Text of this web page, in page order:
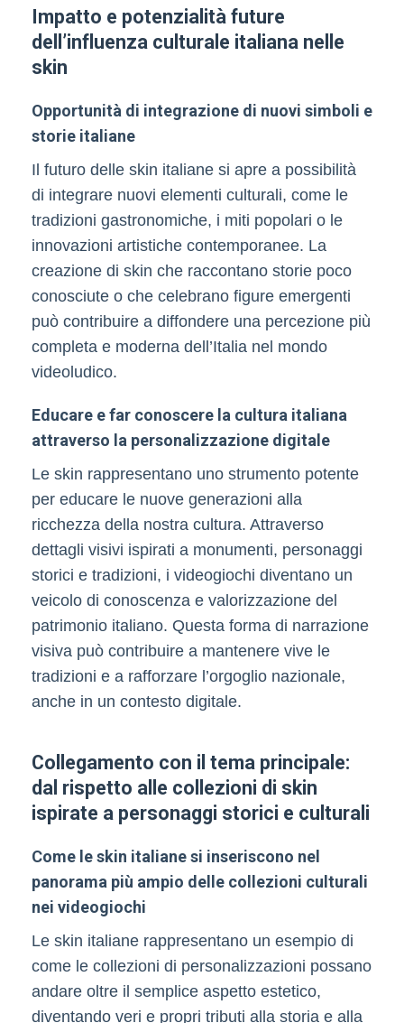
Impatto e potenzialità future
dell’influenza culturale italiana nelle
skin
Opportunità di integrazione di nuovi simboli e
storie italiane
Il futuro delle skin italiane si apre a possibilità
di integrare nuovi elementi culturali, come le
tradizioni gastronomiche, i miti popolari o le
innovazioni artistiche contemporanee. La
creazione di skin che raccontano storie poco
conosciute o che celebrano figure emergenti
può contribuire a diffondere una percezione più
completa e moderna dell’Italia nel mondo
videoludico.
Educare e far conoscere la cultura italiana
attraverso la personalizzazione digitale
Le skin rappresentano uno strumento potente
per educare le nuove generazioni alla
ricchezza della nostra cultura. Attraverso
dettagli visivi ispirati a monumenti, personaggi
storici e tradizioni, i videogiochi diventano un
veicolo di conoscenza e valorizzazione del
patrimonio italiano. Questa forma di narrazione
visiva può contribuire a mantenere vive le
tradizioni e a rafforzare l’orgoglio nazionale,
anche in un contesto digitale.
Collegamento con il tema principale:
dal rispetto alle collezioni di skin
ispirate a personaggi storici e culturali
Come le skin italiane si inseriscono nel
panorama più ampio delle collezioni culturali
nei videogiochi
Le skin italiane rappresentano un esempio di
come le collezioni di personalizzazioni possano
andare oltre il semplice aspetto estetico,
diventando veri e propri tributi alla storia e alla